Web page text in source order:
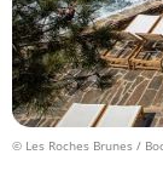
© Les Roches Brunes /